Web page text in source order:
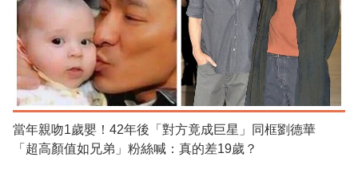
當年親吻1歲嬰！42年後「對方竟成巨星」同框劉德華
「超高顏值如兄弟」粉絲喊：真的差19歲？